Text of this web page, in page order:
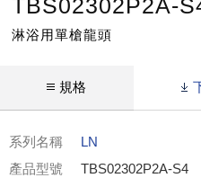
TBS02302P2A-
淋浴用單槍龍頭
規格
系列名稱
LN
產品型號
TBS02302P2A-S4